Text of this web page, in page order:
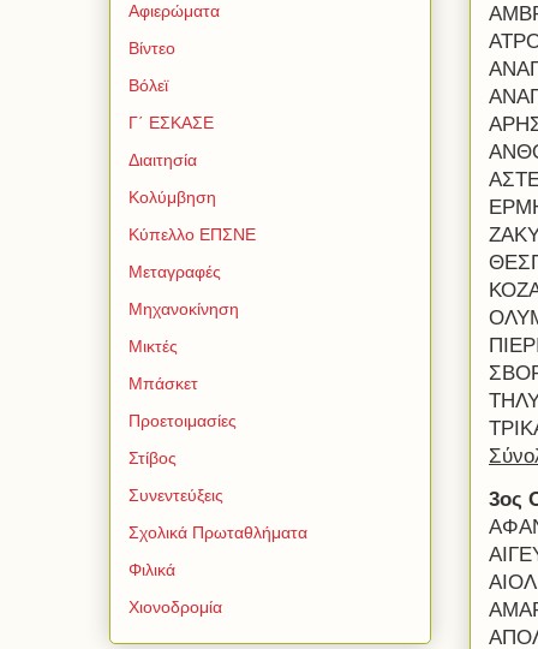
3ος
Αφιερώματα
Βίντεο
Βόλεϊ
Γ΄ ΕΣΚΑΣΕ
Διαιτησία
Κολύμβηση
Κύπελλο ΕΠΣΝΕ
Μεταγραφές
Μηχανοκίνηση
Μικτές
Μπάσκετ
Προετοιμασίες
Στίβος
Συνεντεύξεις
Σχολικά Πρωταθλήματα
Φιλικά
Χιονοδρομία